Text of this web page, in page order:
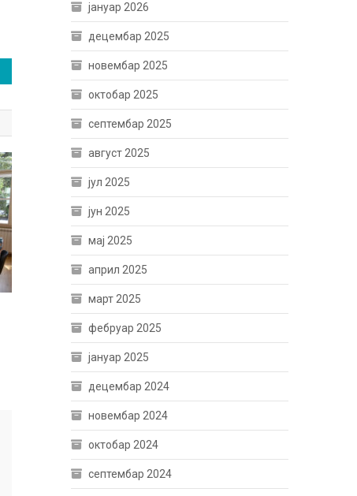
јануар 2026
децембар 2025
новембар 2025
октобар 2025
септембар 2025
август 2025
јул 2025
јун 2025
мај 2025
април 2025
март 2025
фебруар 2025
јануар 2025
децембар 2024
новембар 2024
октобар 2024
септембар 2024